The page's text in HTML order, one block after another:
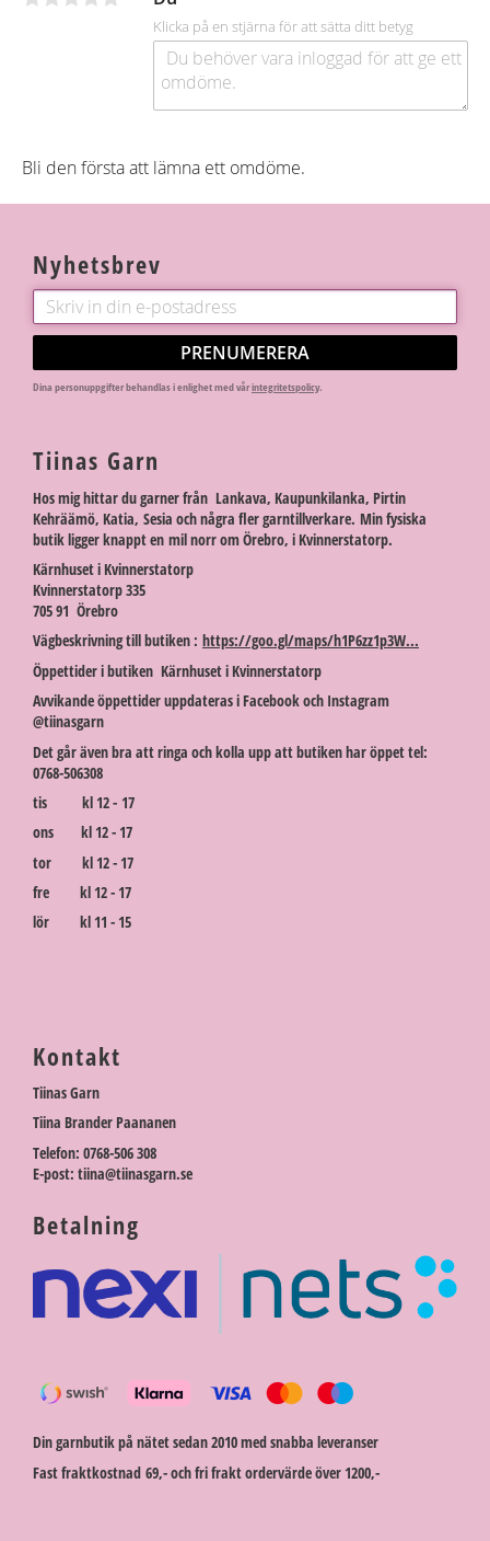
Klicka på en stjärna för att sätta ditt betyg
Bli den första att lämna ett omdöme.
Nyhetsbrev
PRENUMERERA
Dina personuppgifter behandlas i enlighet med vårintegritetspolicy.
Tiinas Garn
Hos mig hittar du garner från Lankava, Kaupunkilanka, Pirtin
Kehräämö, Katia, Sesia och några fler garntillverkare. Min fysiska
butik ligger knappt en mil norr om Örebro, i Kvinnerstatorp.
Kärnhuset i Kvinnerstatorp
Kvinnerstatorp 335
705 91 Örebro
Vägbeskrivning till butiken : https://goo.gl/maps/h1P6zz1p3W...
Öppettider i butiken Kärnhuset i Kvinnerstatorp
Avvikande öppettider uppdateras i Facebook och Instagram
@tiinasgarn
Det går även bra att ringa och kolla upp att butiken har öppet tel:
0768-506308
tis kl 12 - 17
ons kl 12 - 17
tor kl 12 - 17
fre kl 12 - 17
lör kl 11 - 15
Kontakt
Tiinas Garn
Tiina Brander Paananen
Telefon: 0768-506 308
E-post: tiina@tiinasgarn.se
Betalning
Din garnbutik på nätet sedan 2010 med snabba leveranser
Fast fraktkostnad 69,- och fri frakt ordervärde över 1200,-